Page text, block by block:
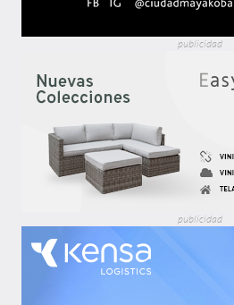
publicidad
publicidad